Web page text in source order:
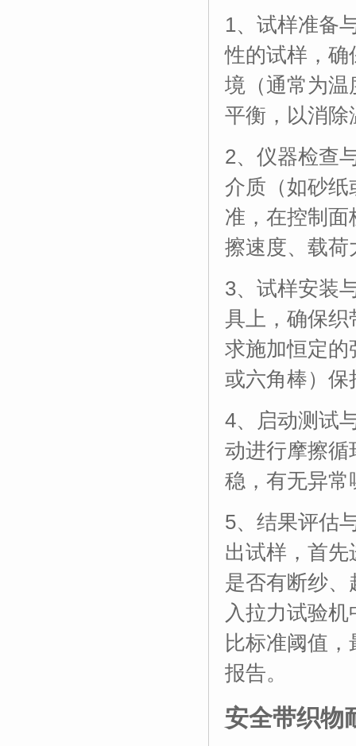
1、试样准备
性的试样，确
境（通常为
平衡，以消除
2、仪器检查
介质（如砂纸
准，在控制
擦速度、载荷
3、试样安装
具上，确保织
求施加恒定的
或六角棒）保
4、启动测试
动进行摩擦循
稳，有无异常
5、结果评估
出试样，首
是否有断纱
入拉力试验
比标准阈值
报告。
安全带织物